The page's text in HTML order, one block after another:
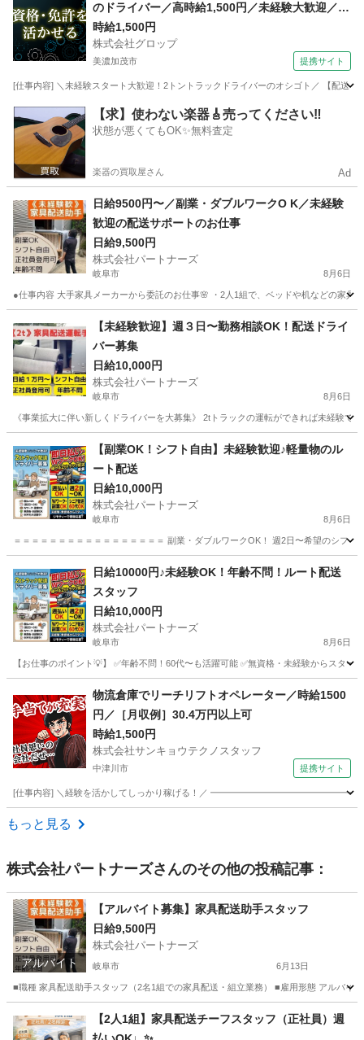
のドライバー／高時給1,500円／未経験大歓迎／土
日祝休み／残業なし／20代～60代の男性活躍中
時給1,500円
株式会社グロップ
美濃加茂市 提携サイト
[仕事内容] ＼未経験スタート大歓迎！2トントラックドライバーのオシゴト／ 【配送
岐阜 美濃加茂市 ドライバー
【求】使わない楽器🎸売ってください‼️
状態が悪くてもOK✨無料査定
楽器の買取屋さん Ad
日給9500円〜／副業・ダブルワークO K／未経験
歓迎の配送サポートのお仕事
日給9,500円
株式会社パートナーズ
岐阜市 8月6日
●仕事内容 大手家具メーカーから委託のお仕事🌸 ・2人1組で、ベッドや机などの家
配送 トラック
【未経験歓迎】週３日〜勤務相談OK！配送ドライ
バー募集
日給10,000円
株式会社パートナーズ
岐阜市 8月6日
《事業拡大に伴い新しくドライバーを大募集》 2tトラックの運転ができれば未経験
ドライバー 給料
【副業OK！シフト自由】未経験歓迎♪軽量物のル
ート配送
日給10,000円
株式会社パートナーズ
岐阜市 8月6日
＝＝＝＝＝＝＝＝＝＝＝＝＝＝＝＝＝ 副業・ダブルワークOK！ 週2日〜希望のシフ
配送 積み込み
日給10000円♪未経験OK！年齢不問！ルート配送
スタッフ
日給10,000円
株式会社パートナーズ
岐阜市 8月6日
【お仕事のポイント💡】 ✅年齢不問！60代〜も活躍可能 ✅無資格・未経験からスタ
配送 スタッフ
物流倉庫でリーチリフトオペレーター／時給1500
円／［月収例］30.4万円以上可
時給1,500円
株式会社サンキョウテクノスタッフ
中津川市 提携サイト
[仕事内容] ＼経験を活かしてしっかり稼げる！／ ━━━━━━━━━━━━━━━━━ ◎高時
岐阜 中津川市
もっと見る
株式会社パートナーズさんのその他の投稿記事：
アルバイト
【アルバイト募集】家具配送助手スタッフ
日給9,500円
株式会社パートナーズ
岐阜市 6月13日
■職種 家具配送助手スタッフ（2名1組での家具配送・組立業務） ■雇用形態 アルバ
配送 岐阜 岐阜市 スタッフ
【2人1組】家具配送チーフスタッフ（正社員）週